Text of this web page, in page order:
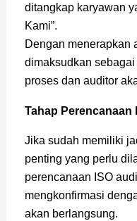
ditangkap karyawan
Kami”.
Dengan menerapkan
dimaksudkan
proses dan auditor
Tahap Perencanaan
Jika sudah memiliki
penting yang perlu
perencanaan ISO
mengkonfirmasi
akan berlangsung.